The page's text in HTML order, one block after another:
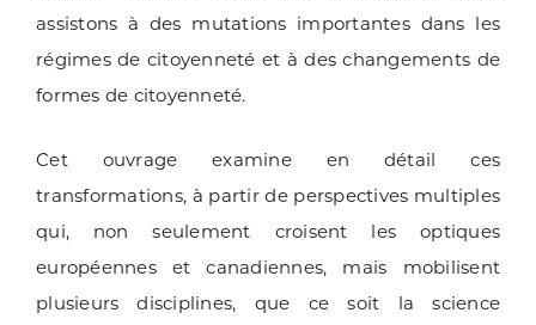
assistons à des mutations importantes dans les
régimes de citoyenneté et à des changements de
formes de citoyenneté.
Cet ouvrage examine en détail ces
transformations, à partir de perspectives multiples
qui, non seulement croisent les optiques
européennes et canadiennes, mais mobilisent
plusieurs disciplines, que ce soit la science